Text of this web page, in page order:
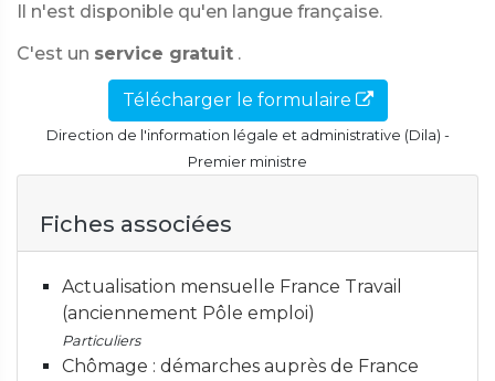
Il n'est disponible qu'en langue française.
C'est un service gratuit .
Télécharger le formulaire
Direction de l'information légale et administrative (Dila) -
Premier ministre
Fiches associées
Actualisation mensuelle France Travail
(anciennement Pôle emploi)
Particuliers
Chômage : démarches auprès de France